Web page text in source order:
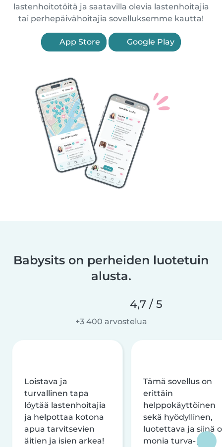
lastenhoitotöitä ja saatavilla olevia lastenhoitajia
tai perhepäivähoitajia sovelluksemme kautta!
App Store Google Play
Babysits on perheiden luotetuin
alusta.
4,7 / 5
+3 400 arvostelua
Loistava ja
turvallinen tapa
löytää lastenhoitajia
ja helpottaa kotona
apua tarvitsevien
äitien ja isien arkea!
Tämä sovellus on
erittäin
helppokäyttöinen
sekä hyödyllinen,
luotettava ja siinä
monia turva- ja